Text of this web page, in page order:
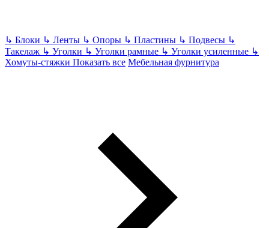
↳ Блоки ↳ Ленты ↳ Опоры ↳ Пластины ↳ Подвесы ↳
Такелаж ↳ Уголки ↳ Уголки рамные ↳ Уголки усиленные ↳
Хомуты-стяжки Показать все Мебельная фурнитура